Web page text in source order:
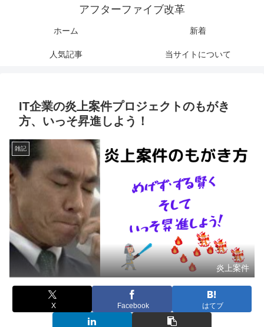
アフターファイブ改革
ホーム 新着
人気記事 当サイトについて
IT企業の炎上案件プロジェクトのもがき
方、いっそ昇進しよう！
雑記
炎上案件
X Facebook はてブ